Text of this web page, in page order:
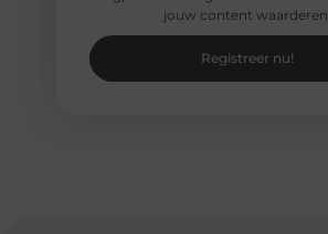
jouw content waarderen.
Registreer nu!